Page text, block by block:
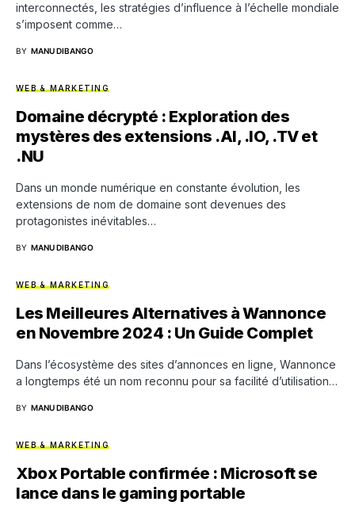
interconnectés, les stratégies d’influence à l’échelle mondiale
s’imposent comme…
BY MANU DIBANGO
WEB & MARKETING
Domaine décrypté : Exploration des
mystères des extensions .AI, .IO, .TV et
.NU
Dans un monde numérique en constante évolution, les
extensions de nom de domaine sont devenues des
protagonistes inévitables…
BY MANU DIBANGO
WEB & MARKETING
Les Meilleures Alternatives à Wannonce
en Novembre 2024 : Un Guide Complet
Dans l’écosystème des sites d’annonces en ligne, Wannonce
a longtemps été un nom reconnu pour sa facilité d’utilisation…
BY MANU DIBANGO
WEB & MARKETING
Xbox Portable confirmée : Microsoft se
lance dans le gaming portable